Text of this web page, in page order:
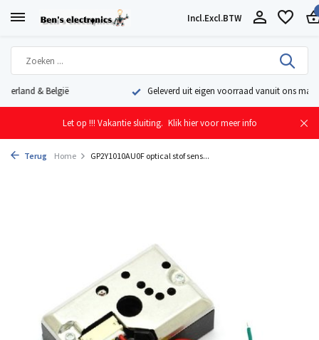
Incl.Excl.BTW
Geleverd uit eigen voorraad vanuit ons magazijn in Nederland
Let op !!! Vakantie sluiting. Klik hier voor meer info
Terug Home GP2Y1010AU0F optical stof sens...